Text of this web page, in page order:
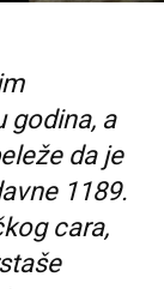
godina, a
da je
1189.
cara,